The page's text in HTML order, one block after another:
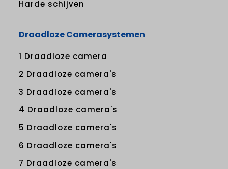
Harde schijven
Draadloze Camerasystemen
1 Draadloze camera
2 Draadloze camera's
3 Draadloze camera's
4 Draadloze camera's
5 Draadloze camera's
6 Draadloze camera's
7 Draadloze camera's